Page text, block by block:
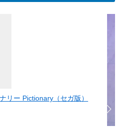
リー Pictionary（セガ版）